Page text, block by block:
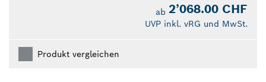
ab 2’068.00 CHF
UVP inkl. vRG und MwSt.
Produkt vergleichen